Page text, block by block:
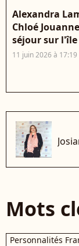
Alexandra
Chloé
séjour sur l'île
11 juin 2026 à 17:19
Mots
Personnalités